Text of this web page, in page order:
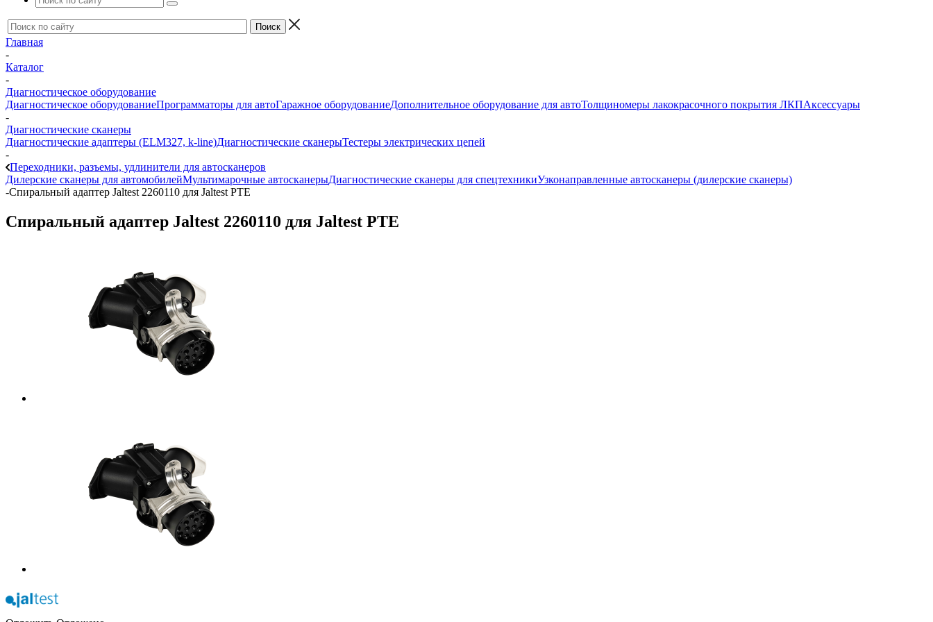
Главная
-
Каталог
-
Диагностическое оборудование
Диагностическое оборудованиеПрограмматоры для автоГаражное оборудованиеДополнительное оборудование для автоТолщиномеры лакокрасочного покрытия ЛКПАксессуары
-
Диагностические сканеры
Диагностические адаптеры (ELM327, k-line)Диагностические сканерыТестеры электрических цепей
-
Переходники, разъемы, удлинители для автосканеров
Дилерские сканеры для автомобилейМультимарочные автосканерыДиагностические сканеры для спецтехникиУзконаправленные автосканеры (дилерские сканеры)
-Спиральный адаптер Jaltest 2260110 для Jaltest PTE
Спиральный адаптер Jaltest 2260110 для Jaltest PTE